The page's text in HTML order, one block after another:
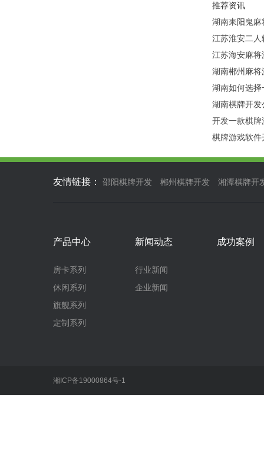
推荐资讯
湖南耒阳鬼
江苏淮安二
江苏海安麻
湖南郴州麻
湖南如何选
湖南棋牌开
开发一款棋
棋牌游戏软
友情链接： 邵阳棋牌开发 郴州棋牌开发 湘潭棋牌开
产品中心
房卡系列
休闲系列
旗舰系列
定制系列
新闻动态
行业新闻
企业新闻
成功案例
湘ICP备19000864号-1